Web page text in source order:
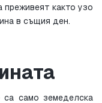
преживеят както узо
в същия ден.
само земеделска